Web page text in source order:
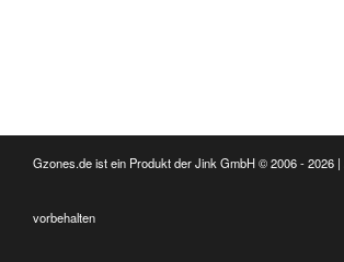
Gzones.de ist ein Produkt der Jink GmbH © 2006 - 2026 |
vorbehalten